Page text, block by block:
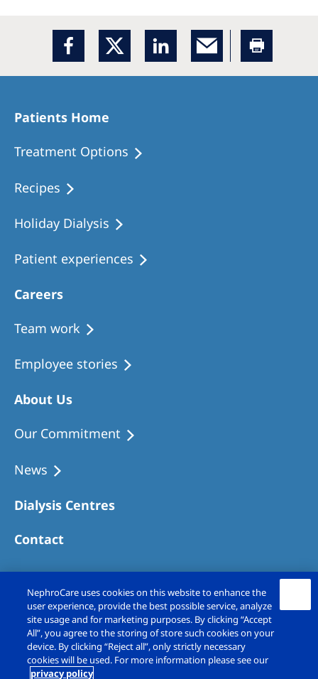
Patients Home
Treatment Options
Recipes
Holiday Dialysis
Patient experiences
Careers
Team work
Employee stories
About Us
Our Commitment
News
Dialysis Centres
Contact
NephroCare uses cookies on this website to enhance the
user experience, provide the best possible service, analyze
site usage and for marketing purposes. By clicking “Accept
All”, you agree to the storing of store such cookies on your
device. By clicking “Reject all”, only strictly necessary
cookies will be used. For more information please see our
privacy policy